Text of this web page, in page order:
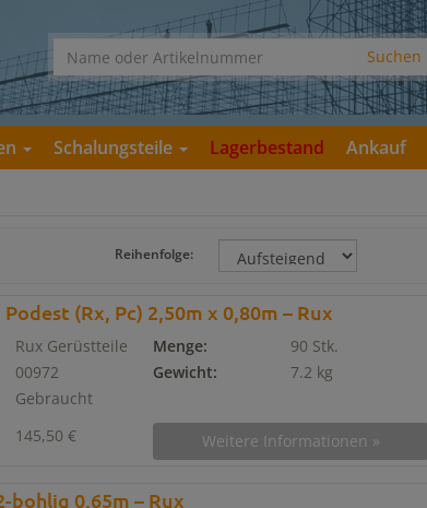
Schalungsteile Lagerbestand Ankauf
Reihenfolge:
(Rx, Pc) 2,50m x 0,80m – Rux
Rux Gerüstteile Menge:
90 Stk.
00972 Gewicht:
7.2 kg
Gebraucht
145,50 € Weitere Informationen »
bohlig 0,65m – Rux